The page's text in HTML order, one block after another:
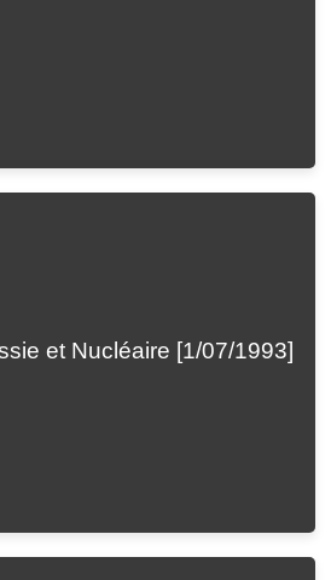
et Nucléaire [1/07/1993]